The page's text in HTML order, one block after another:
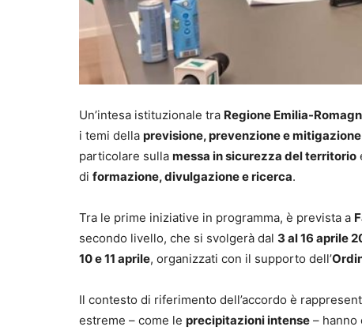
Un’intesa istituzionale tra Regione Emilia-
i temi della previsione, prevenzione e
particolare sulla messa in sicurezza del territorio
di formazione, divulgazione e ricerca.
Tra le prime iniziative in programma, è prevista a
secondo livello, che si svolgerà dal 3 al 16 aprile
10 e 11 aprile, organizzati con il supporto dell’
Il contesto di riferimento dell’accordo è
estreme – come le precipitazioni intense – hanno